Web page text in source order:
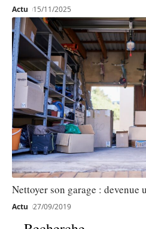
Actu 15/11/2025
Nettoyer son garage : devenue
Actu 27/09/2019